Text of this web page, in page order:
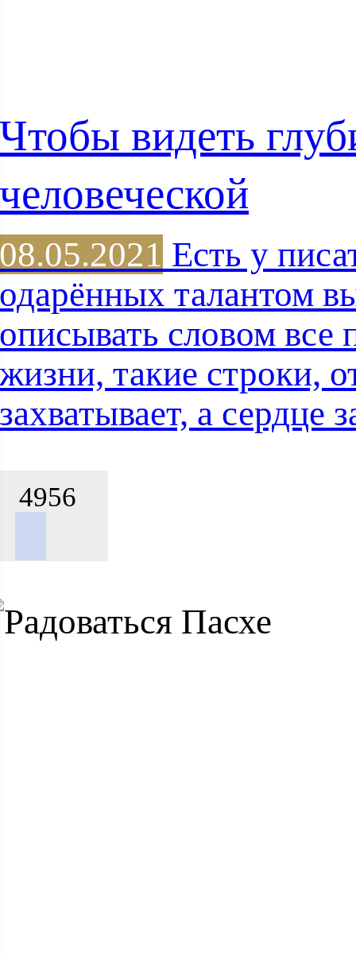
Чтобы видеть
человеческой
08.05.2021 Есть у
одарённых талантом
описывать словом все
жизни, такие строки,
захватывает, а сердце
4956